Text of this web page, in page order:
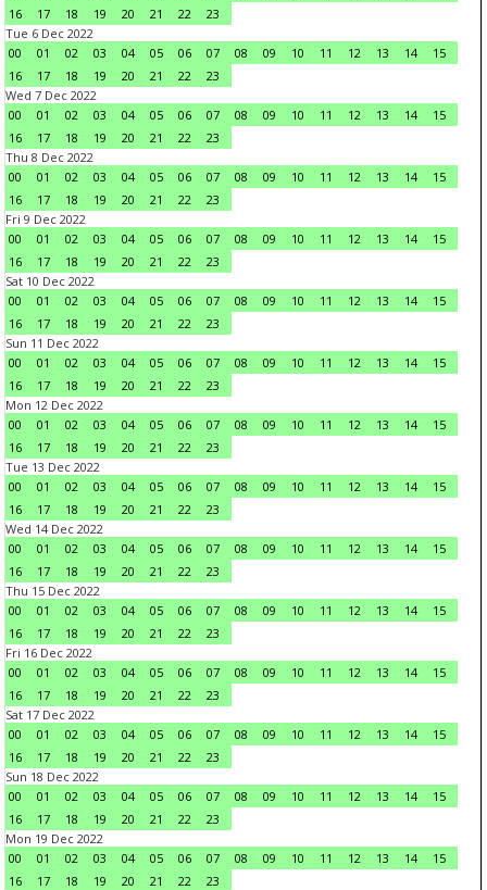
16
17 18 19 20 21 22
23
Tue 6 Dec 2022
00
01 02 03 04 05 06 07 08 09 10 11 12 13 14
15
16
17 18 19 20 21 22
23
Wed 7 Dec 2022
00
01 02 03 04 05 06 07 08 09 10 11 12 13 14
15
16
17 18 19 20 21 22
23
Thu 8 Dec 2022
00
01 02 03 04 05 06 07 08 09 10 11 12 13 14
15
16
17 18 19 20 21 22
23
Fri 9 Dec 2022
00
01 02 03 04 05 06 07 08 09 10 11 12 13 14
15
16
17 18 19 20 21 22
23
Sat 10 Dec 2022
00
01 02 03 04 05 06 07 08 09 10 11 12 13 14
15
16
17 18 19 20 21 22
23
Sun 11 Dec 2022
00
01 02 03 04 05 06 07 08 09 10 11 12 13 14
15
16
17 18 19 20 21 22
23
Mon 12 Dec 2022
00
01 02 03 04 05 06 07 08 09 10 11 12 13 14
15
16
17 18 19 20 21 22
23
Tue 13 Dec 2022
00
01 02 03 04 05 06 07 08 09 10 11 12 13 14
15
16
17 18 19 20 21 22
23
Wed 14 Dec 2022
00
01 02 03 04 05 06 07 08 09 10 11 12 13 14
15
16
17 18 19 20 21 22
23
Thu 15 Dec 2022
00
01 02 03 04 05 06 07 08 09 10 11 12 13 14
15
16
17 18 19 20 21 22
23
Fri 16 Dec 2022
00
01 02 03 04 05 06 07 08 09 10 11 12 13 14
15
16
17 18 19 20 21 22
23
Sat 17 Dec 2022
00
01 02 03 04 05 06 07 08 09 10 11 12 13 14
15
16
17 18 19 20 21 22
23
Sun 18 Dec 2022
00
01 02 03 04 05 06 07 08 09 10 11 12 13 14
15
16
17 18 19 20 21 22
23
Mon 19 Dec 2022
00
01 02 03 04 05 06 07 08 09 10 11 12 13 14
15
16
17 18 19 20 21 22
23